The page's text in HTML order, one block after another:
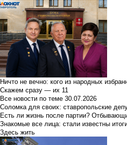
Ничто не вечно: кого из народных
Скажем сразу — их 11
Все новости по теме 30.07.2026
Соломка для своих: ставропольские
Есть ли жизнь после партии?
Знакомые все лица: стали известны
Здесь жить